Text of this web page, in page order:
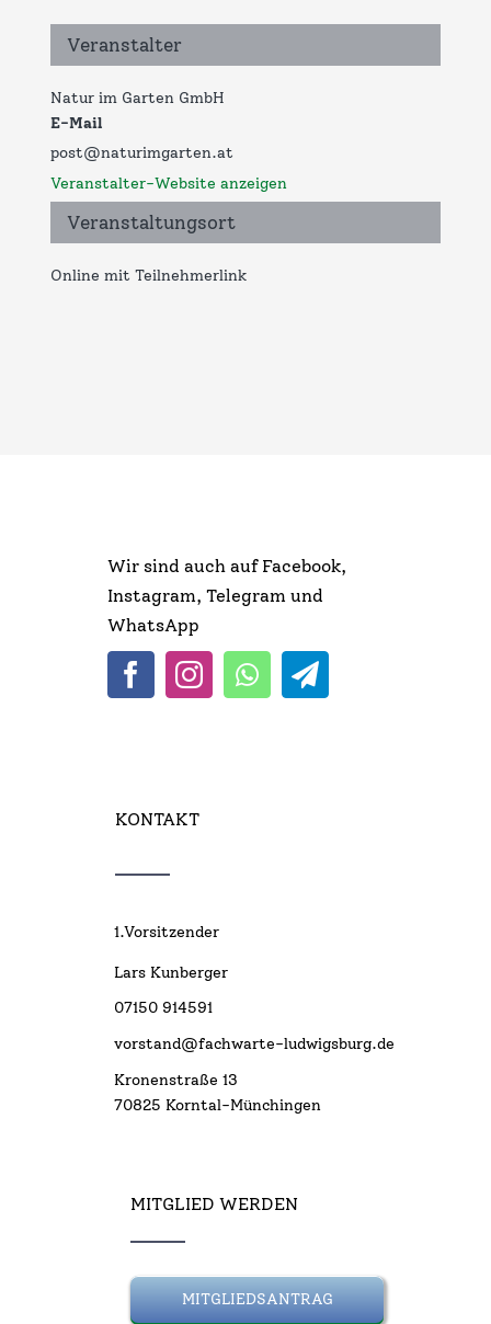
Veranstaltungsort
Online mit Teilnehmerlink
Veranstalter
Natur im Garten GmbH
E-Mail
post@naturimgarten.at
Veranstalter-Website anzeigen
Wir sind auch auf Facebook,
Instagram, Telegram und
WhatsApp
KONTAKT
1.Vorsitzender
Lars Kunberger
07150 914591
vorstand@fachwarte-ludwigsburg.de
Kronenstraße 13
70825 Korntal-Münchingen
MITGLIED WERDEN
MITGLIEDSANTRAG